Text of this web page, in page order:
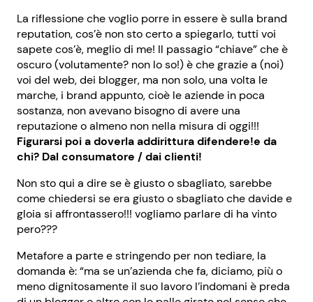
La riflessione che voglio porre in essere è sulla brand
reputation, cos’è non sto certo a spiegarlo, tutti voi
sapete cos’è, meglio di me! Il passagio “chiave” che è
oscuro (volutamente? non lo so!) è che grazie a (noi)
voi del web, dei blogger, ma non solo, una volta le
marche, i brand appunto, cioè le aziende in poca
sostanza, non avevano bisogno di avere una
reputazione o almeno non nella misura di oggi!!!
Figurarsi poi a doverla addirittura difendere!e da
chi? Dal consumatore / dai clienti!
Non sto qui a dire se è giusto o sbagliato, sarebbe
come chiedersi se era giusto o sbagliato che davide e
gloia si affrontassero!!! vogliamo parlare di ha vinto
pero???
Metafore a parte e stringendo per non tediare, la
domanda è: “ma se un’azienda che fa, diciamo, più o
meno dignitosamente il suo lavoro l’indomani è preda